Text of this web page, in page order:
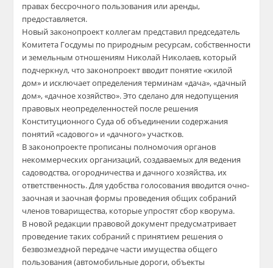
правах бессрочного пользования или аренды,
предоставляется.
Новый законопроект коллегам представил председатель
Комитета Госдумы по природным ресурсам, собственности
и земельным отношениям Николай Николаев, который
подчеркнул, что законопроект вводит понятие «жилой
дом» и исключает определения терминам «дача», «дачный
дом», «дачное хозяйство». Это сделано для недопущения
правовых неопределенностей после решения
Конституционного Суда об объединении содержания
понятий «садового» и «дачного» участков.
В законопроекте прописаны полномочия органов
некоммерческих организаций, создаваемых для ведения
садоводства, огородничества и дачного хозяйства, их
ответственность. Для удобства голосования вводится очно-
заочная и заочная формы проведения общих собраний
членов товарищества, которые упростят сбор кворума.
В новой редакции правовой документ предусматривает
проведение таких собраний с принятием решения о
безвозмездной передаче части имущества общего
пользования (автомобильные дороги, объекты